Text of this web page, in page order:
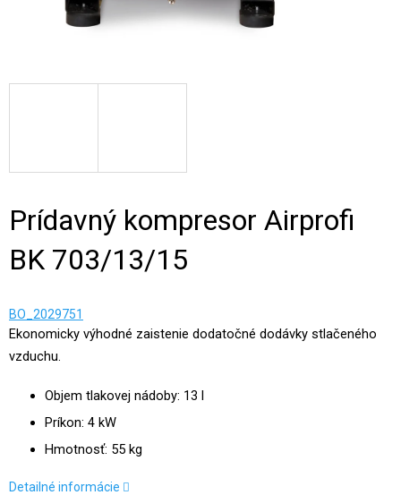
Prídavný kompresor Airprofi
BK 703/13/15
BO_2029751
Ekonomicky výhodné zaistenie dodatočné dodávky stlačeného
vzduchu.
Objem tlakovej nádoby: 13 l
Príkon: 4 kW
Hmotnosť: 55 kg
Detailné informácie